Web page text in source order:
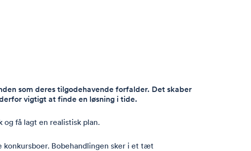
som deres tilgodehavende forfalder. Det skaber
vigtigt at finde en løsning i tide.
og få lagt en realistisk plan.
Bobehandlingen sker i et tæt